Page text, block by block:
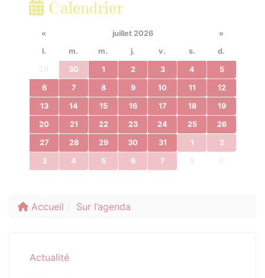
Calendrier
« juillet 2026
»
l.
m. m. j. v. s.
d.
29
30 1 2 3 4 5
6 7 8 9 10 11 12
13 14 15 16 17 18 19
20 21 22 23 24 25 26
27 28 29 30 31 1 2
3 4 5 6 7 8 9
Accueil Sur l’agenda
Actualité